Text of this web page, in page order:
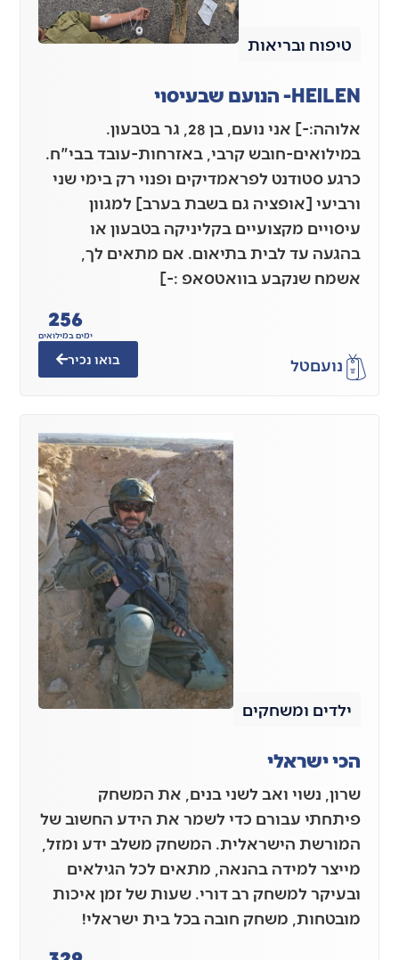
טיפוח ובריאות
HEILEN- הנועם שבעיסוי
אלוהה:-] אני נועם, בן 28, גר בטבעון.
במילואים-חובש קרבי, באזרחות-עובד בבי"ח.
כרגע סטודנט לפראמדיקים ופנוי רק בימי שני
ורביעי [אופציה גם בשבת בערב] למגוון
עיסויים מקצועיים בקליניקה בטבעון או
בהגעה עד לבית בתיאום. אם מתאים לך,
אשמח שנקבע בוואטסאפ :-]
נועםטל
ימים במילואים
256
בואו נכיר
ילדים ומשחקים
הכי ישראלי
שרון, נשוי ואב לשני בנים, את המשחק
פיתחתי עבורם כדי לשמר את הידע החשוב של
המורשת הישראלית. המשחק משלב ידע ומזל,
מייצר למידה בהנאה, מתאים לכל הגילאים
ובעיקר למשחק רב דורי. שעות של זמן איכות
מובטחות, משחק חובה בכל בית ישראלי!